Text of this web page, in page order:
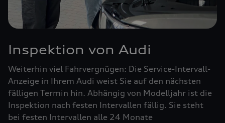
Inspektion von Audi
Weiterhin viel Fahrvergnügen: Die Service-Intervall-
Anzeige in Ihrem Audi weist Sie auf den nächsten
fälligen Termin hin. Abhängig von Modelljahr ist die
Inspektion nach festen Intervallen fällig. Sie steht
bei festen Intervallen alle 24 Monate